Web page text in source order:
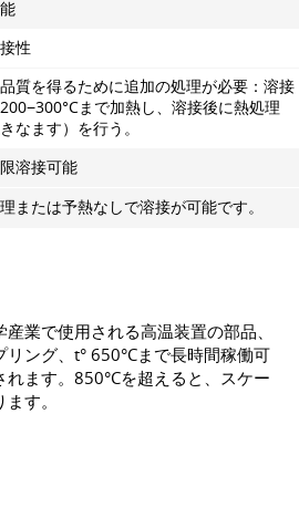
性
質を得るために追加の処理が必要：溶接
まで加熱し、溶接後に熱処理
きなます）を行う。
溶接可能
または予熱なしで溶接が可能です。
業で使用される高温装置の部品、
ング、t° 650°Cまで長時間稼働可
ます。850°Cを超えると、スケー
す。